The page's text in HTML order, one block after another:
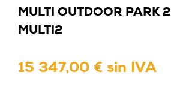
MULTI OUTDOOR PARK 2
MULTI2
15 347,00 € sin IVA